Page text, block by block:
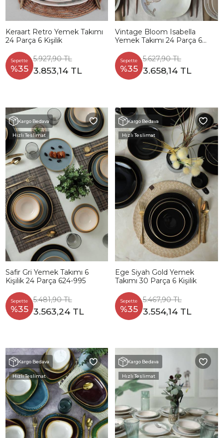
Keraart Retro Yemek Takımı
24 Parça 6 Kişilik
Sepette
%35
5.927,90 TL
3.853,14 TL
Vintage Bloom Isabella
Yemek Takımı 24 Parça 6
Sepette
%35
5.627,90 TL
3.658,14 TL
Kargo Bedava
Hızlı Teslimat
Safir Gri Yemek Takımı 6
Kişilik 24 Parça 624-995
Sepette
%35
5.481,90 TL
3.563,24 TL
Kargo Bedava
Hızlı Teslimat
Ege Siyah Gold Yemek
Takımı 30 Parça 6 Kişilik
Sepette
%35
5.467,90 TL
3.554,14 TL
Kargo Bedava
Hızlı Teslimat
Kargo Bedava
Hızlı Teslimat